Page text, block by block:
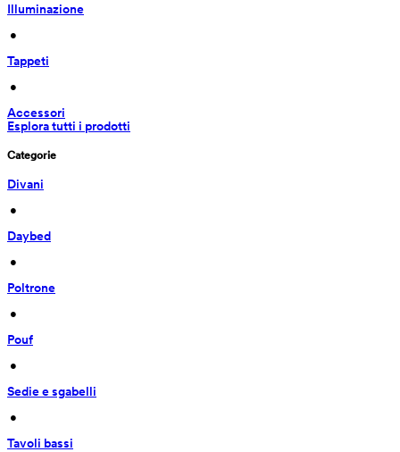
Illuminazione
•
Tappeti
•
Accessori
Esplora tutti i prodotti
Categorie
Divani
•
Daybed
•
Poltrone
•
Pouf
•
Sedie e sgabelli
•
Tavoli bassi